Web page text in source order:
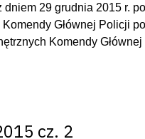
dniem 29 grudnia 2015 r.
Głównej Policji
Komendy
cz. 2